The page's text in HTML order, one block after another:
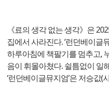
《료의 생각 없는 생각》은
집에서 사라진다. ‘런던베이글
하루아침에 책팔기를 멈추고,
음이 휘몰아쳤다. 쉴틈없이 일
‘런던베이글뮤지엄’은 저승값(